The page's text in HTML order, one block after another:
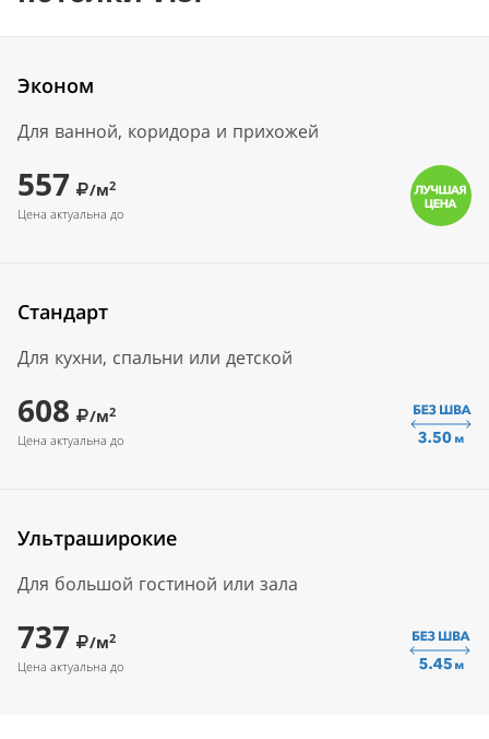
Эконом
Для ванной, коридора и прихожей
557 /м2
Цена актуальна до
Стандарт
Для кухни, спальни или детской
608 /м2
Цена актуальна до
Ультраширокие
Для большой гостиной или зала
737 /м2
Цена актуальна до